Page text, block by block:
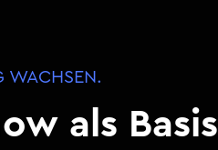
WACHSEN.
als Basis